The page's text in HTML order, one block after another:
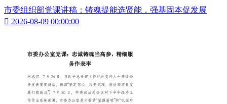
市委组织部党课讲稿：铸魂提能选贤能，强基固本促发展
 2026-08-09 00:00:00